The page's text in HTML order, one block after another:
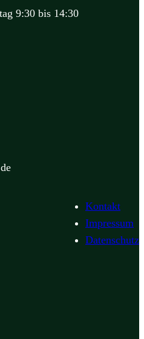
9:30 bis 14:30
Kontakt
Impressum
Datenschutz